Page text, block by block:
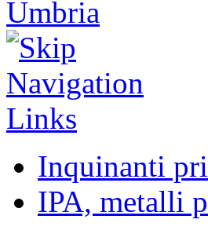
Inquinanti
IPA, metalli